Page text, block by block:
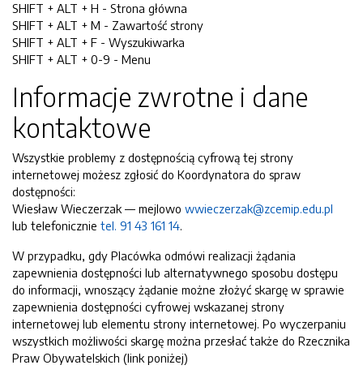
SHIFT + ALT + H - Strona główna
SHIFT + ALT + M - Zawartość strony
SHIFT + ALT + F - Wyszukiwarka
SHIFT + ALT + 0-9 - Menu
Informacje zwrotne i dane
kontaktowe
Wszystkie problemy z dostępnością cyfrową tej strony
internetowej możesz zgłosić do Koordynatora do spraw
dostępności:
Wiesław Wieczerzak — mejlowo wwieczerzak@zcemip.edu.pl
lub telefonicznie tel. 91 43 161 14.
W przypadku, gdy Placówka odmówi realizacji żądania
zapewnienia dostępności lub alternatywnego sposobu dostępu
do informacji, wnoszący żądanie możne złożyć skargę w sprawie
zapewnienia dostępności cyfrowej wskazanej strony
internetowej lub elementu strony internetowej. Po wyczerpaniu
wszystkich możliwości skargę można przesłać także do Rzecznika
Praw Obywatelskich (link poniżej)